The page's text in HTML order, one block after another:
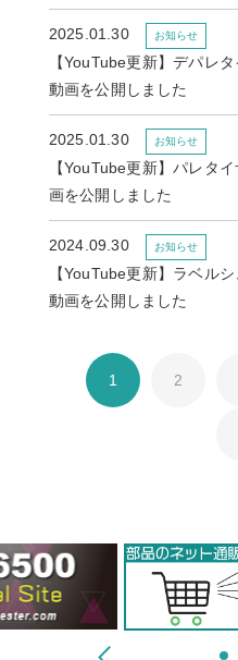
2025.01.30 お知らせ
【YouTube更新】デパレ
動画を公開しました
2025.01.30 お知らせ
【YouTube更新】パレタ
画を公開しました
2024.09.30 お知らせ
【YouTube更新】ラベル
動画を公開しました
1 2